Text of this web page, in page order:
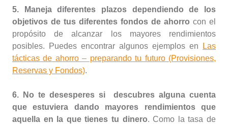
5. Maneja diferentes plazos dependiendo de los
objetivos de tus diferentes fondos de ahorro con el
propósito de alcanzar los mayores rendimientos
posibles. Puedes encontrar algunos ejemplos en
Las
tácticas de ahorro – preparando tu futuro (Provisiones,
Reservas y Fondos).
6. No te desesperes si descubres alguna cuenta
que estuviera dando mayores rendimientos que
aquella en la que tienes tu dinero. Como la tasa de